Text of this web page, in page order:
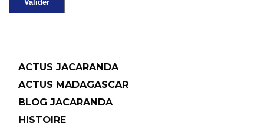
ACTUS JACARANDA
ACTUS MADAGASCAR
BLOG JACARANDA
HISTOIRE